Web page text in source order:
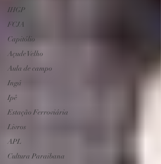
IHGP
FCJA
Capitólio
Açude Velho
Aula de campo
Ingá
Ipê
Estação Ferroviária
Livros
APL
Cultura Paraibana